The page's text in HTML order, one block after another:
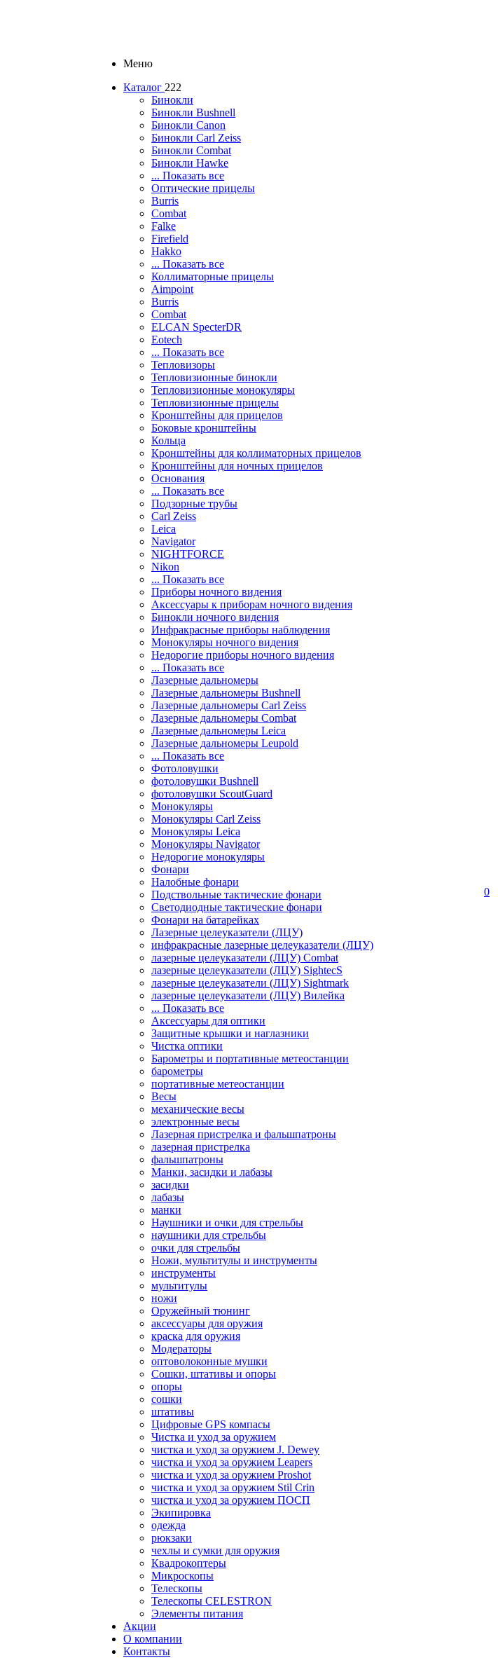
Меню
Каталог 222
Бинокли
Бинокли Bushnell
Бинокли Canon
Бинокли Carl Zeiss
Бинокли Combat
Бинокли Hawke
... Показать все
Оптические прицелы
Burris
Combat
Falke
Firefield
Hakko
... Показать все
Коллиматорные прицелы
Aimpoint
Burris
Combat
ELCAN SpecterDR
Eotech
... Показать все
Тепловизоры
Тепловизионные бинокли
Тепловизионные монокуляры
Тепловизионные прицелы
Кронштейны для прицелов
Боковые кронштейны
Кольца
Кронштейны для коллиматорных прицелов
Кронштейны для ночных прицелов
Основания
... Показать все
Подзорные трубы
Carl Zeiss
Leica
Navigator
NIGHTFORCE
Nikon
... Показать все
Приборы ночного видения
Аксессуары к приборам ночного видения
Бинокли ночного видения
Инфракрасные приборы наблюдения
Монокуляры ночного видения
Недорогие приборы ночного видения
... Показать все
Лазерные дальномеры
Лазерные дальномеры Bushnell
Лазерные дальномеры Carl Zeiss
Лазерные дальномеры Combat
Лазерные дальномеры Leica
Лазерные дальномеры Leupold
... Показать все
Фотоловушки
фотоловушки Bushnell
фотоловушки ScoutGuard
Монокуляры
Монокуляры Carl Zeiss
Монокуляры Leica
Монокуляры Navigator
Недорогие монокуляры
Фонари
Налобные фонари
Подствольные тактические фонари
Светодиодные тактические фонари
Фонари на батарейках
Лазерные целеуказатели (ЛЦУ)
инфракрасные лазерные целеуказатели (ЛЦУ)
лазерные целеуказатели (ЛЦУ) Combat
лазерные целеуказатели (ЛЦУ) SightecS
лазерные целеуказатели (ЛЦУ) Sightmark
лазерные целеуказатели (ЛЦУ) Вилейка
... Показать все
Аксессуары для оптики
Защитные крышки и наглазники
Чистка оптики
Барометры и портативные метеостанции
барометры
портативные метеостанции
Весы
механические весы
электронные весы
Лазерная пристрелка и фальшпатроны
лазерная пристрелка
фальшпатроны
Манки, засидки и лабазы
засидки
лабазы
манки
Наушники и очки для стрельбы
наушники для стрельбы
очки для стрельбы
Ножи, мультитулы и инструменты
инструменты
мультитулы
ножи
Оружейный тюнинг
аксессуары для оружия
краска для оружия
Модераторы
оптоволоконные мушки
Сошки, штативы и опоры
опоры
сошки
штативы
Цифровые GPS компасы
Чистка и уход за оружием
чистка и уход за оружием J. Dewey
чистка и уход за оружием Leapers
чистка и уход за оружием Proshot
чистка и уход за оружием Stil Crin
чистка и уход за оружием ПОСП
Экипировка
одежда
рюкзаки
чехлы и сумки для оружия
Квадрокоптеры
Микроскопы
Телескопы
Телескопы CELESTRON
Элементы питания
Акции
О компании
Контакты
0